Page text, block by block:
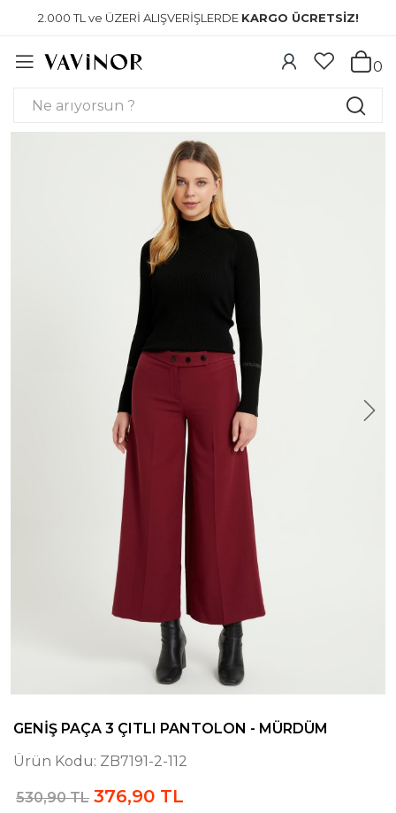
2.000 TL ve ÜZERİ ALIŞVERİŞLERDE KARGO ÜCRETSİZ!
0
GENIŞ PAÇA 3 ÇITLI PANTOLON - MÜRDÜM
Ürün Kodu: ZB7191-2-112
530,90 TL 376,90 TL